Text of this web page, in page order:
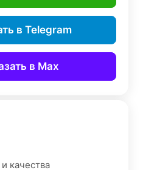
в Telegram
в Max
качества